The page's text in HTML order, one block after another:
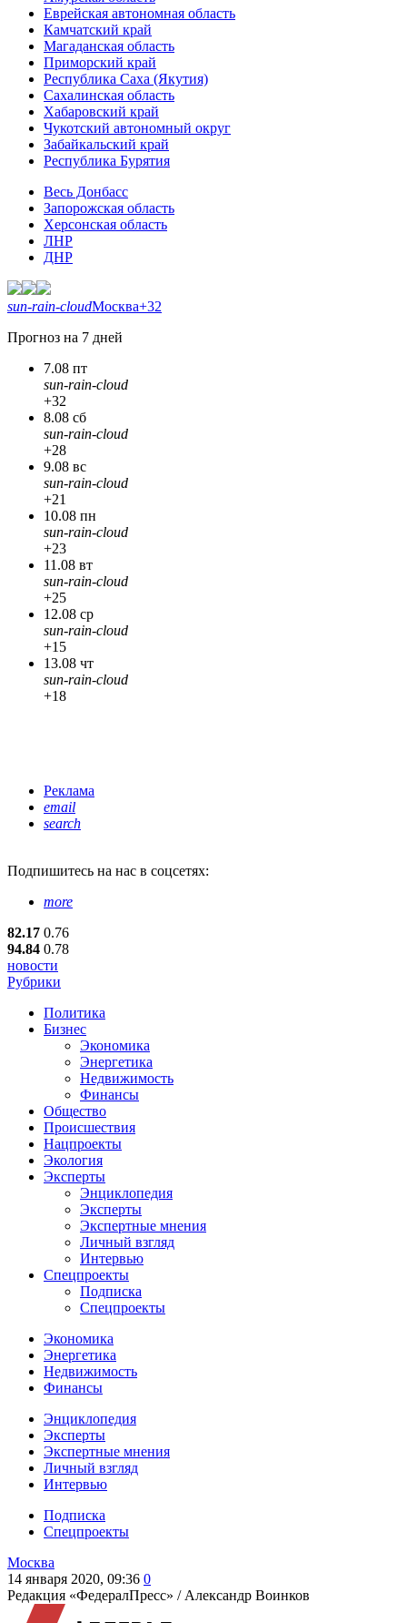
Еврейская автономная область
Камчатский край
Магаданская область
Приморский край
Республика Саха (Якутия)
Сахалинская область
Хабаровский край
Чукотский автономный округ
Забайкальский край
Республика Бурятия
Весь Донбасс
Запорожская область
Херсонская область
ЛНР
ДНР
sun-rain-cloudМосква+32
Прогноз на 7 дней
7.08 пт
sun-rain-cloud
+32
8.08 сб
sun-rain-cloud
+28
9.08 вс
sun-rain-cloud
+21
10.08 пн
sun-rain-cloud
+23
11.08 вт
sun-rain-cloud
+25
12.08 ср
sun-rain-cloud
+15
13.08 чт
sun-rain-cloud
+18
Реклама
email
search
Подпишитесь на нас в соцсетях:
more
82.17 0.76
94.84 0.78
новости
Рубрики
Политика
Бизнес
Экономика
Энергетика
Недвижимость
Финансы
Общество
Происшествия
Нацпроекты
Экология
Эксперты
Энциклопедия
Эксперты
Экспертные мнения
Личный взгляд
Интервью
Спецпроекты
Подписка
Спецпроекты
Экономика
Энергетика
Недвижимость
Финансы
Энциклопедия
Эксперты
Экспертные мнения
Личный взгляд
Интервью
Подписка
Спецпроекты
Москва
14 января 2020, 09:36 0
Редакция «ФедералПресс» / Александр Воинков